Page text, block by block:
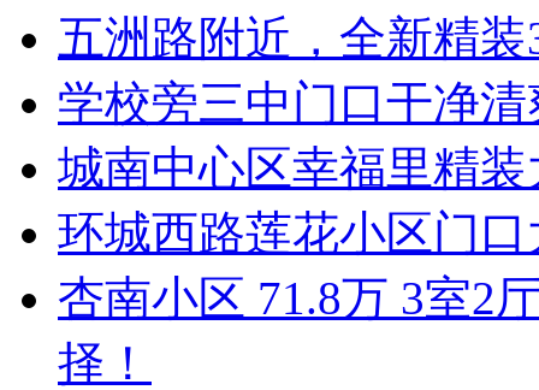
五洲路附近，全新精
学校旁三中门口干净
城南中心区幸福里精
环城西路莲花小区门
杏南小区 71.8万 3室2
择！